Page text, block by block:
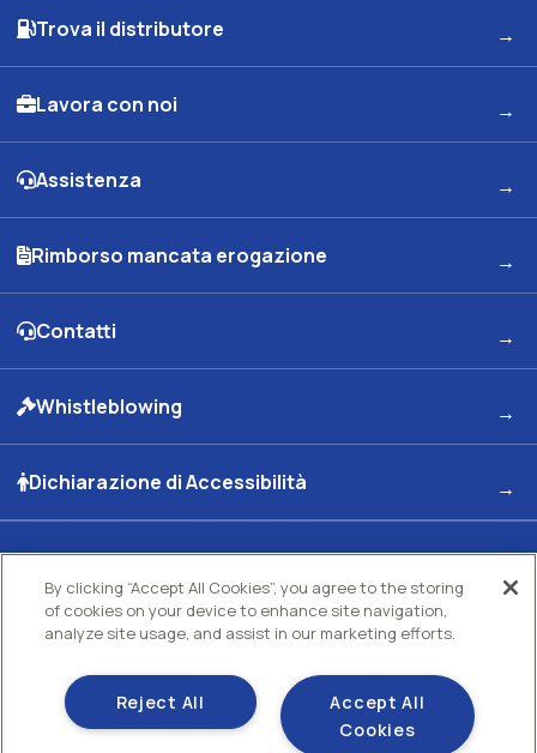
Trova il distributore
Lavora con noi
Assistenza
Rimborso mancata erogazione
Contatti
Whistleblowing
Dichiarazione di Accessibilità
Kuwait Petroleum Italia S.p.A
Sede legale e Uffici: Viale dell'Oceano Indiano 13 00144 - ROMA
Partita Iva 00891951006 C.F. 00435970587 C.S. Euro 130.000.000 int. vers. R.E.A di
Roma N.73832 Uff. Reg. Imprese di Roma
Kuwait Petroleum Corporation
Gestisci i tuoi cookie
By clicking “Accept All Cookies”, you agree to the storing
of cookies on your device to enhance site navigation,
analyze site usage, and assist in our marketing efforts.
Accept All
Cookies
Reject All